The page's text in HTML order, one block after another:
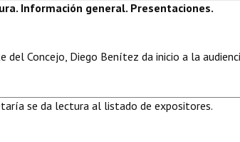
Información general. Presentaciones.
del Concejo, Diego Benítez da inicio a la
se da lectura al listado de expositores.